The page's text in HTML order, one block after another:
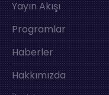
Yayın Akışı
Programlar
Haberler
Hakkımızda